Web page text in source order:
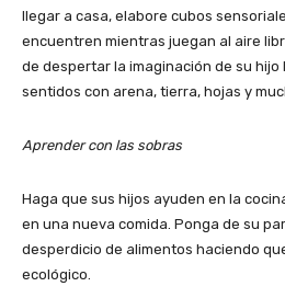
llegar a casa, elabore cubos
encuentren mientras juegan al aire
de despertar la imaginación de su
sentidos con arena, tierra, hojas y
Aprender con las sobras
Haga que sus hijos ayuden en la
en una nueva comida. Ponga de su
desperdicio de alimentos haciendo
ecológico.